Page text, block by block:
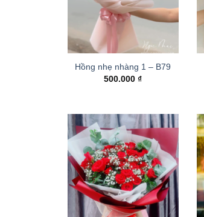
Hồng nhẹ nhàng 1 – B79
500.000₫